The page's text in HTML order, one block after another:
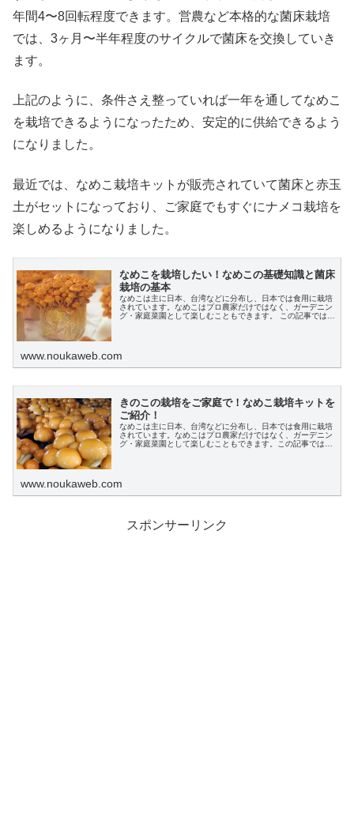
年間4〜8回転程度できます。営農など本格的な菌床栽培
では、3ヶ月〜半年程度のサイクルで菌床を交換していき
ます。
上記のように、条件さえ整っていれば一年を通してなめこ
を栽培できるようになったため、安定的に供給できるよう
になりました。
最近では、なめこ栽培キットが販売されていて菌床と赤玉
土がセットになっており、ご家庭でもすぐにナメコ栽培を
楽しめるようになりました。
なめこを栽培したい！なめこの基礎知識と菌床
栽培の基本
なめこは主に日本、台湾などに分布し、日本では食用に栽培
されています。なめこはプロ農家だけではなく、ガーデニン
グ・家庭菜園として楽しむこともできます。 この記事では、
www.noukaweb.com
きのこの栽培をご家庭で！なめこ栽培キットを
ご紹介！
なめこは主に日本、台湾などに分布し、日本では食用に栽培
されています。なめこはプロ農家だけではなく、ガーデニン
グ・家庭菜園として楽しむこともできます。この記事では、
www.noukaweb.com
スポンサーリンク
X